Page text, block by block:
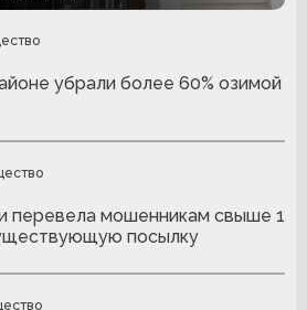
убрали более 60% озимой
перевела мошенникам свыше 1
посылку